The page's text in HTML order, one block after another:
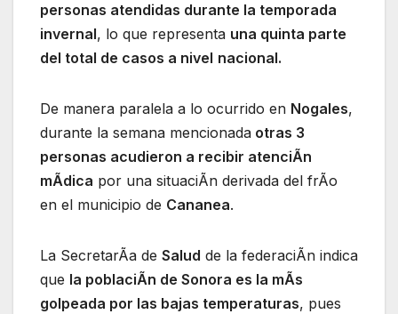
personas atendidas durante la temporada
invernal, lo que representa una quinta parte
del total de casos a nivel nacional.
De manera paralela a lo ocurrido en Nogales,
durante la semana mencionada otras 3
personas acudieron a recibir atenciÃn
mÃdica por una situaciÃn derivada del frÃo
en el municipio de Cananea.
La SecretarÃa de Salud de la federaciÃn indica
que la poblaciÃn de Sonora es la mÃs
golpeada por las bajas temperaturas, pues